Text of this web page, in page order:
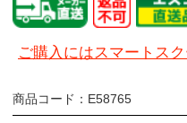
ご購入にはスマートス
商品コード： E58765